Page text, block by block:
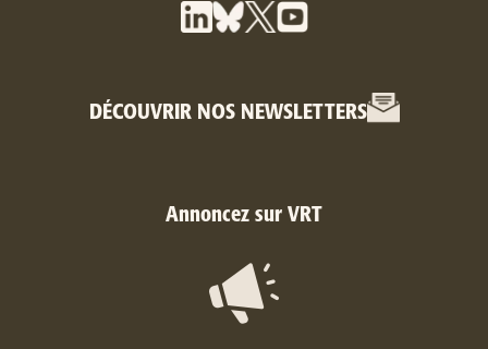
DÉCOUVRIR NOS NEWSLETTERS
Annoncez sur VRT